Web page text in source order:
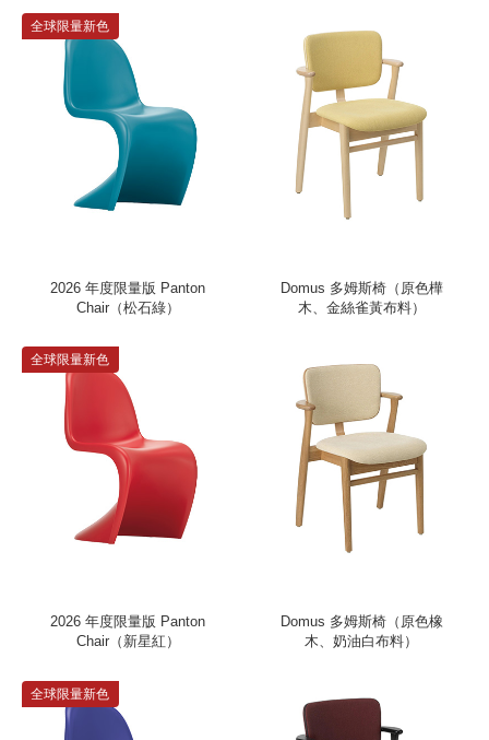
全球限量新色
2026 年度限量版 Panton
Chair（松石綠）
Domus 多姆斯椅（原色樺
木、金絲雀黃布料）
全球限量新色
2026 年度限量版 Panton
Chair（新星紅）
Domus 多姆斯椅（原色橡
木、奶油白布料）
全球限量新色